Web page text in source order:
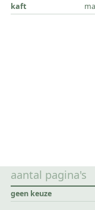
kaft
aantal pagina's
geen keuze